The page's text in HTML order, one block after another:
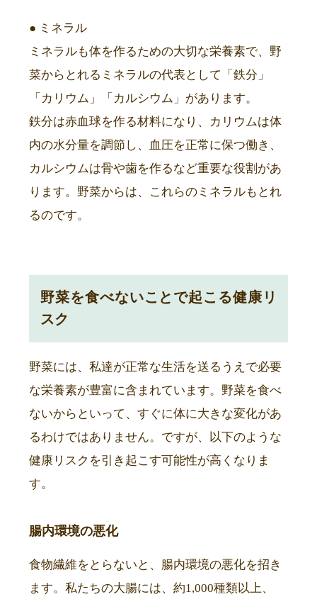
● ミネラル
ミネラルも体を作るための大切な栄養素で、野
菜からとれるミネラルの代表として「鉄分」
「カリウム」「カルシウム」があります。
鉄分は赤血球を作る材料になり、カリウムは体
内の水分量を調節し、血圧を正常に保つ働き、
カルシウムは骨や歯を作るなど重要な役割があ
ります。野菜からは、これらのミネラルもとれ
るのです。
野菜を食べないことで起こる健康リ
スク
野菜には、私達が正常な生活を送るうえで必要
な栄養素が豊富に含まれています。野菜を食べ
ないからといって、すぐに体に大きな変化があ
るわけではありません。ですが、以下のような
健康リスクを引き起こす可能性が高くなりま
す。
腸内環境の悪化
食物繊維をとらないと、腸内環境の悪化を招き
ます。私たちの大腸には、約1,000種類以上、